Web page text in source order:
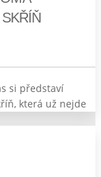
si představí
která už nejde